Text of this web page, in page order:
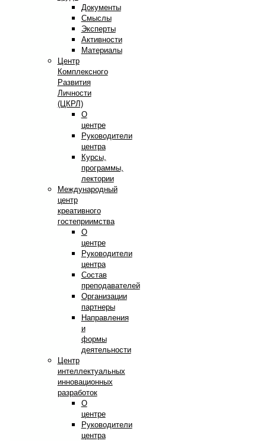
Документы
Смыслы
Эксперты
Активности
Материалы
Центр
Комплексного
Развития
Личности
(ЦКРЛ)
О
центре
Руководители
центра
Курсы,
программы,
лектории
Международный
центр
креативного
гостеприимства
О
центре
Руководители
центра
Состав
преподавателей
Организации
партнеры
Направления
и
формы
деятельности
Центр
интеллектуальных
инновационных
разработок
О
центре
Руководители
центра